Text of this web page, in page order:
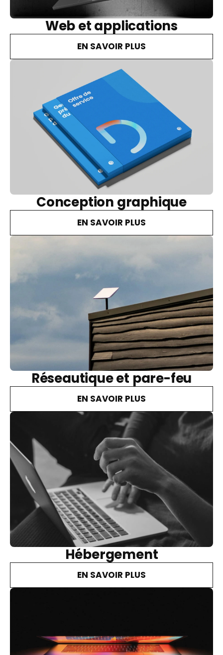
Web et applications
EN SAVOIR PLUS
Conception graphique
EN SAVOIR PLUS
Réseautique et pare-feu
EN SAVOIR PLUS
Hébergement
EN SAVOIR PLUS